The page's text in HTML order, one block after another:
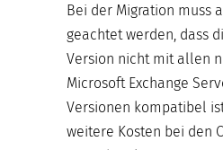
Bei der Migration muss
geachtet werden, dass
Version nicht mit allen
Microsoft Exchange
Versionen kompatibel
weitere Kosten bei den